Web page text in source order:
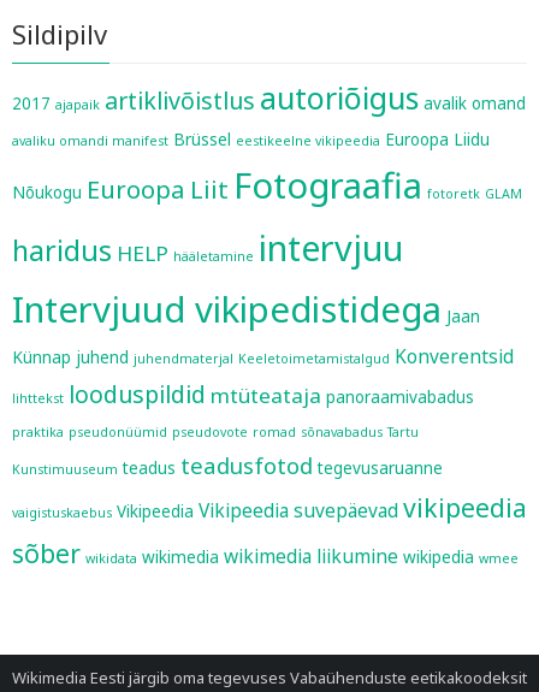
Sildipilv
2017 ajapaik artiklivõistlus autoriõigus avalik omand
avaliku omandi manifest Brüssel eestikeelne vikipeedia Euroopa Liidu
Nõukogu Euroopa Liit Fotograafia fotoretk GLAM
haridus HELP hääletamine intervjuu
Intervjuud vikipedistidega Jaan
Künnap juhend juhendmaterjal Keeletoimetamistalgud Konverentsid
lihttekst looduspildid mtüteataja panoraamivabadus
praktika pseudonüümid pseudovote romad sõnavabadus Tartu
Kunstimuuseum teadus teadusfotod tegevusaruanne
vaigistuskaebus Vikipeedia Vikipeedia suvepäevadvikipeedia
sõber wikidata wikimedia wikimedia liikumine wikipedia wmee
Wikimedia Eesti järgib oma tegevuses Vabaühenduste eetikakoodeksit